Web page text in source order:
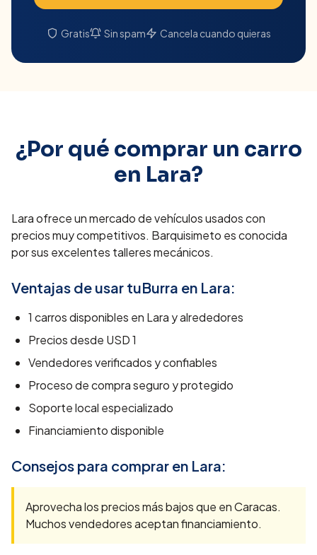
Gratis Sin spam Cancela cuando quieras
¿Por qué comprar un carro
en Lara?
Lara ofrece un mercado de vehículos usados con
precios muy competitivos. Barquisimeto es conocida
por sus excelentes talleres mecánicos.
Ventajas de usar tuBurra en Lara:
1 carros disponibles en Lara y alrededores
Precios desde USD 1
Vendedores verificados y confiables
Proceso de compra seguro y protegido
Soporte local especializado
Financiamiento disponible
Consejos para comprar en Lara:
Aprovecha los precios más bajos que en Caracas.
Muchos vendedores aceptan financiamiento.